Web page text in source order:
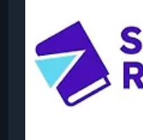
(кинорежиссура),
Ханс Циммер